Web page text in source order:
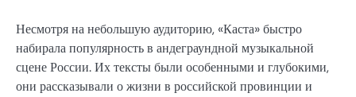
Несмотря на небольшую аудиторию, «Каста» быстро
набирала популярность в андеграундной музыкальной
сцене России. Их тексты были особенными и глубокими,
они рассказывали о жизни в российской провинции и